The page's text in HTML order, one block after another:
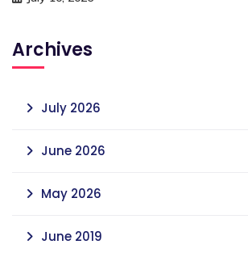
Archives
July 2026
June 2026
May 2026
June 2019